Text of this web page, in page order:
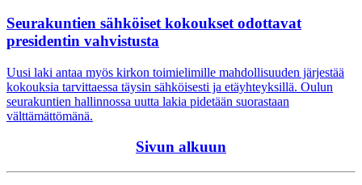
Seurakuntien sähköiset kokoukset odottavat
presidentin vahvistusta
Uusi laki antaa myös kirkon toimielimille mahdollisuuden järjestää
kokouksia tarvittaessa täysin sähköisesti ja etäyhteyksillä. Oulun
seurakuntien hallinnossa uutta lakia pidetään suorastaan
välttämättömänä.
Sivun alkuun